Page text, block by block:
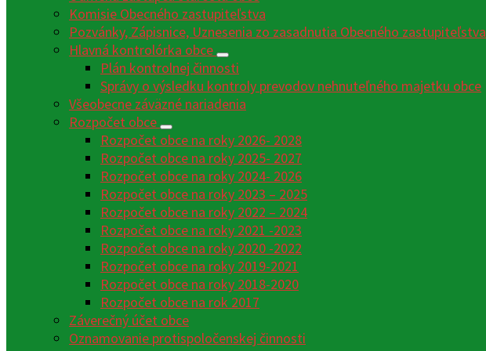
Komisie Obecného zastupiteľstva
Pozvánky, Zápisnice, Uznesenia zo zasadnutia Obecného zastupiteľstva
Hlavná kontrolórka obce
Plán kontrolnej činnosti
Správy o výsledku kontroly prevodov nehnuteľného majetku obce
Všeobecne záväzné nariadenia
Rozpočet obce
Rozpočet obce na roky 2026- 2028
Rozpočet obce na roky 2025- 2027
Rozpočet obce na roky 2024- 2026
Rozpočet obce na roky 2023 – 2025
Rozpočet obce na roky 2022 – 2024
Rozpočet obce na roky 2021 -2023
Rozpočet obce na roky 2020 -2022
Rozpočet obce na roky 2019-2021
Rozpočet obce na roky 2018-2020
Rozpočet obce na rok 2017
Záverečný účet obce
Oznamovanie protispoločenskej činnosti